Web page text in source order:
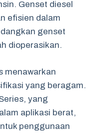
Genset diesel
efisien dalam
genset
dioperasikan.
menawarkan
yang beragam.
yang
aplikasi berat,
penggunaan